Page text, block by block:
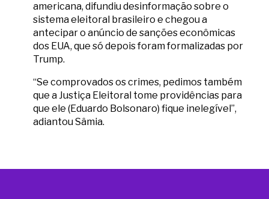
americana, difundiu desinformação sobre o
sistema eleitoral brasileiro e chegou a
antecipar o anúncio de sanções econômicas
dos EUA, que só depois foram formalizadas por
Trump.
“Se comprovados os crimes, pedimos também
que a Justiça Eleitoral tome providências para
que ele (Eduardo Bolsonaro) fique inelegível”,
adiantou Sâmia.